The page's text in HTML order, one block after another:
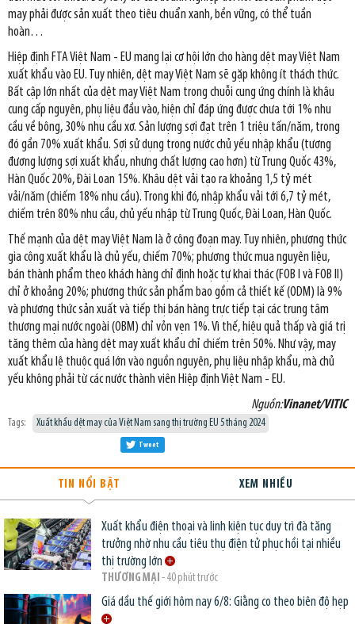
may phải được sản xuất theo tiêu chuẩn xanh, bền vững, có thể tuần
hoàn…
Hiệp định FTA Việt Nam - EU mang lại cơ hội lớn cho hàng dệt may Việt Nam
xuất khẩu vào EU. Tuy nhiên, dệt may Việt Nam sẽ gặp không ít thách thức.
Bất cập lớn nhất của dệt may Việt Nam trong chuỗi cung ứng chính là khâu
cung cấp nguyên, phụ liệu đầu vào, hiện chỉ đáp ứng được chưa tới 1% nhu
cầu về bông, 30% nhu cầu xơ. Sản lượng sợi đạt trên 1 triệu tấn/năm, trong
đó gần 70% xuất khẩu. Sợi sử dụng trong nước chủ yếu nhập khẩu (tương
đương lượng sợi xuất khẩu, nhưng chất lượng cao hơn) từ Trung Quốc 43%,
Hàn Quốc 20%, Đài Loan 15%. Khâu dệt vải tạo ra khoảng 1,5 tỷ mét
vải/năm (chiếm 18% nhu cầu). Trong khi đó, nhập khẩu vải tới 6,7 tỷ mét,
chiếm trên 80% nhu cầu, chủ yếu nhập từ Trung Quốc, Đài Loan, Hàn Quốc.
Thế mạnh của dệt may Việt Nam là ở công đoạn may. Tuy nhiên, phương thức
gia công xuất khẩu là chủ yếu, chiếm 70%; phương thức mua nguyên liệu,
bán thành phẩm theo khách hàng chỉ định hoặc tự khai thác (FOB I và FOB II)
chỉ ở khoảng 20%; phương thức sản phẩm bao gồm cả thiết kế (ODM) là 9%
và phương thức sản xuất và tiếp thị bán hàng trực tiếp tại các trung tâm
thương mại nước ngoài (OBM) chỉ vỏn vẹn 1%. Vì thế, hiệu quả thấp và giá trị
tăng thêm của hàng dệt may xuất khẩu chỉ chiếm trên 50%. Như vậy, may
xuất khẩu lệ thuộc quá lớn vào nguồn nguyên, phụ liệu nhập khẩu, mà chủ
yếu không phải từ các nước thành viên Hiệp định Việt Nam - EU.
Nguồn:Vinanet/VITIC
Tags: Xuất khẩu dệt may của Việt Nam sang thị trường EU 5 tháng 2024
Tweet
TIN NỔI BẬT XEM NHIỀU
Xuất khẩu điện thoại và linh kiện tục duy trì đà tăng
trưởng nhờ nhu cầu tiêu thụ điện tử phục hồi tại nhiều
thị trường lớn
THƯƠNG MẠI - 40 phút trước
Giá dầu thế giới hôm nay 6/8: Giằng co theo biên độ hẹp